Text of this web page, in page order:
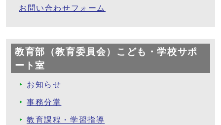
お問い合わせフォーム
教育部（教育委員会）こども・学校サポ
ート室
お知らせ
事務分掌
教育課程・学習指導